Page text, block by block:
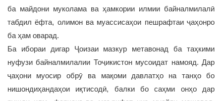
ба майдони муколама ва ҳамкории илмии байналмилалӣ
табдил ёфта, олимон ва муассисаҳои пешрафтаи ҷаҳонро
ба ҳам оварад.
Ба ибораи дигар Ҷоизаи мазкур метавонад ба таҳкими
нуфузи байналмилалии Тоҷикистон мусоидат намояд. Дар
ҷаҳони муосир обрӯ ва мақоми давлатҳо на танҳо бо
нишондиҳандаҳои иқтисодӣ, балки бо саҳми онҳо дар